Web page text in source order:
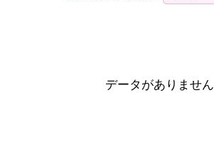
データがありません